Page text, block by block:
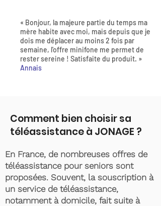
« Bonjour, la majeure partie du temps ma
mère habite avec moi, mais depuis que je
dois me déplacer au moins 2 fois par
semaine, l'offre minifone me permet de
rester sereine ! Satisfaite du produit. »
Annais
Comment bien choisir sa
téléassistance à JONAGE ?
En France, de nombreuses offres de
téléassistance pour seniors sont
proposées. Souvent, la souscription à
un service de téléassistance,
notamment à domicile, fait suite à